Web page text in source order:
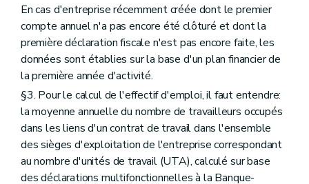
En cas d'entreprise récemment créée dont le premier
compte annuel n'a pas encore été clôturé et dont la
première déclaration fiscale n'est pas encore faite, les
données sont établies sur la base d'un plan financier de
la première année d'activité.
§3. Pour le calcul de l'effectif d'emploi, il faut entendre:
la moyenne annuelle du nombre de travailleurs occupés
dans les liens d'un contrat de travail dans l'ensemble
des sièges d'exploitation de l'entreprise correspondant
au nombre d'unités de travail (UTA), calculé sur base
des déclarations multifonctionnelles à la Banque-